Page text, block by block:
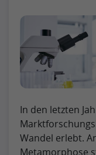
In den letzten
Wandel erlebt.
Metamorphose